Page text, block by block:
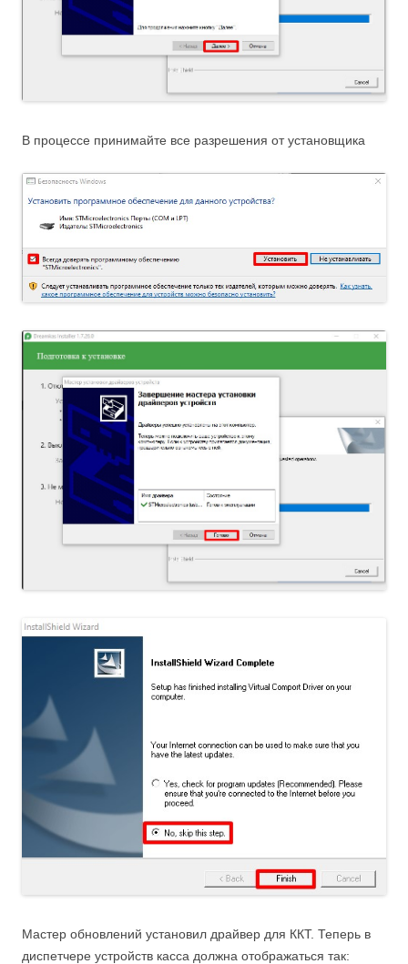
В процессе принимайте все разрешения от установщика
Мастер обновлений установил драйвер для ККТ. Теперь в
диспетчере устройств касса должна отображаться так: